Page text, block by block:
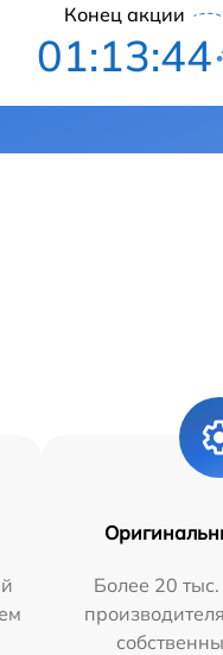
Конец акции
01:13:43
Более 20